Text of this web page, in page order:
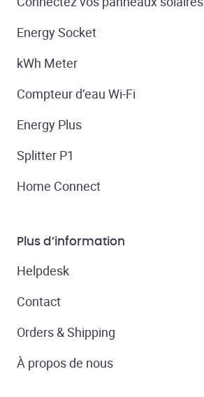
Energy Socket
kWh Meter
Compteur d’eau Wi-Fi
Energy Plus
Splitter P1
Home Connect
Plus d’information
Helpdesk
Contact
Orders & Shipping
À propos de nous